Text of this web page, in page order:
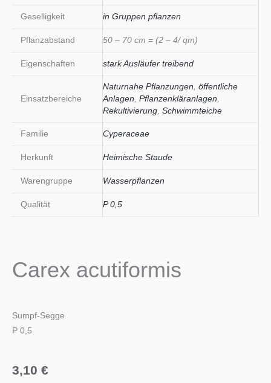
Geselligkeit in Gruppen pflanzen
Pflanzabstand 50 – 70 cm = (2 – 4/ qm)
Eigenschaften stark Ausläufer treibend
Einsatzbereiche
Naturnahe Pflanzungen öffentliche
Anlagen Pflanzenkläranlagen
Rekultivierung Schwimmteiche
Familie Cyperaceae
Herkunft Heimische Staude
Warengruppe Wasserpflanzen
Qualität P 0,5
Carex acutiformis
Sumpf-Segge
P 0,5
3,10 €